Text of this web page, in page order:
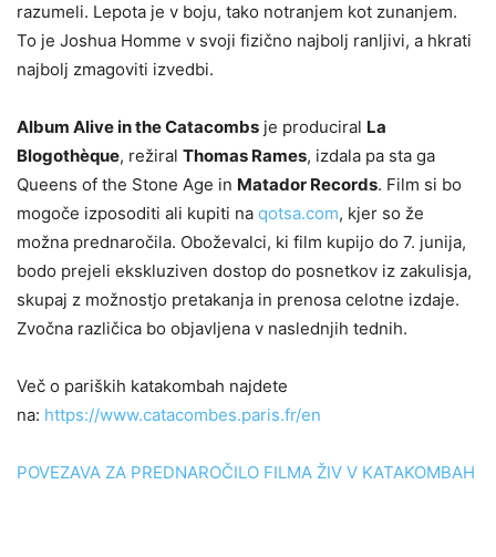
razumeli. Lepota je v boju, tako notranjem kot zunanjem.
To je Joshua Homme v svoji fizično najbolj ranljivi, a hkrati
najbolj zmagoviti izvedbi.
Album Alive in the Catacombs je produciral La
Blogothèque, režiral Thomas Rames, izdala pa sta ga
Queens of the Stone Age in Matador Records. Film si bo
mogoče izposoditi ali kupiti na qotsa.com, kjer so že
možna prednaročila. Oboževalci, ki film kupijo do 7. junija,
bodo prejeli ekskluziven dostop do posnetkov iz zakulisja,
skupaj z možnostjo pretakanja in prenosa celotne izdaje.
Zvočna različica bo objavljena v naslednjih tednih.
Več o pariških katakombah najdete
na: https://www.catacombes.paris.fr/en
POVEZAVA ZA PREDNAROČILO FILMA ŽIV V KATAKOMBAH